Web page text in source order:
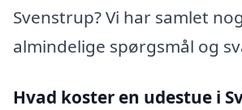
Svenstrup? Vi har samlet
almindelige spørgsmål og
Hvad koster en udestue i